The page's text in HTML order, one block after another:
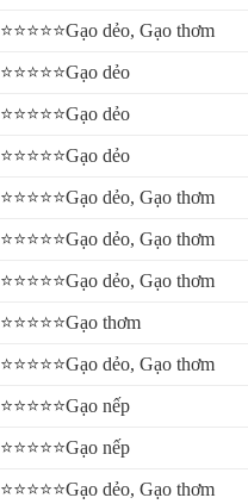
⭐⭐⭐⭐⭐Gạo dẻo, Gạo thơm
⭐⭐⭐⭐⭐Gạo dẻo
⭐⭐⭐⭐⭐Gạo dẻo
⭐⭐⭐⭐⭐Gạo dẻo
⭐⭐⭐⭐⭐Gạo dẻo, Gạo thơm
⭐⭐⭐⭐⭐Gạo dẻo, Gạo thơm
⭐⭐⭐⭐⭐Gạo dẻo, Gạo thơm
⭐⭐⭐⭐⭐Gạo thơm
⭐⭐⭐⭐⭐Gạo dẻo, Gạo thơm
⭐⭐⭐⭐⭐Gạo nếp
⭐⭐⭐⭐⭐Gạo nếp
⭐⭐⭐⭐⭐Gạo dẻo, Gạo thơm